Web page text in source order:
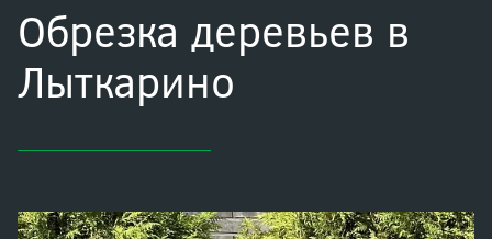
Обрезка деревьев в
Лыткарино